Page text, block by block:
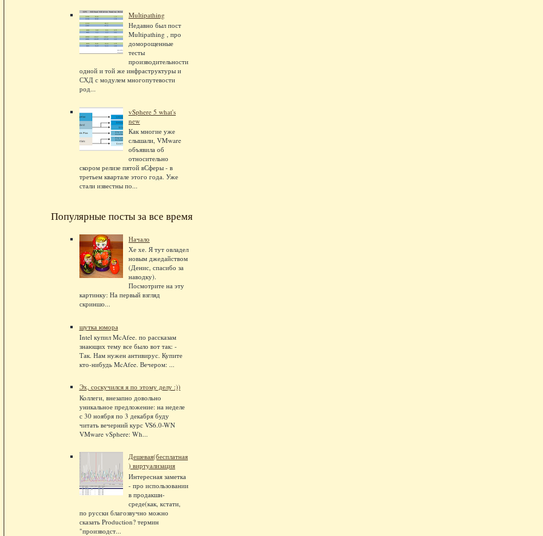
Multipathing
Недавно был пост
Multipathing , про
доморощенные
тесты
производительности
одной и той же инфраструктуры и
СХД с модулем многопутевости
род...
vSphere 5 what's
new
Как многие уже
слышали, VMware
объявила об
относительно
скором релизе пятой вСферы - в
третьем квартале этого года. Уже
стали известны по...
Популярные посты за все время
Начало
Хе хе. Я тут овладел
новым джедайством
(Денис, спасибо за
наводку).
Посмотрите на эту
картинку: На первый взгляд
скриншо...
шутка юмора
Intel купил McAfee. по рассказам
знающих тему все было вот так: -
Так. Нам нужен антивирус. Купите
кто-нибудь McAfee. Вечером: ...
Эх, соскучился я по этому делу :))
Коллеги, внезапно довольно
уникальное предложение: на неделе
с 30 ноября по 3 декабря буду
читать вечерний курс VS6.0-WN
VMware vSphere: Wh...
Дешевая(бесплатная
) виртуализация
Интересная заметка
- про использовании
в продакшн-
среде(как, кстати,
по русски благозвучно можно
сказать Production? термин
"производст...